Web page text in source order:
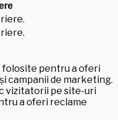
pentru a oferi
campanii de marketing.
vizitatorii pe site-uri
a oferi reclame